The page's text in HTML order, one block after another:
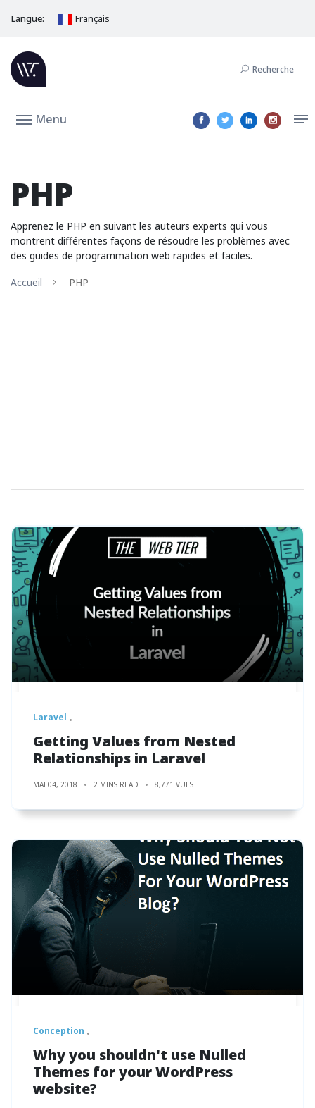
Langue: Français
Recherche
Menu
PHP
Apprenez le PHP en suivant les auteurs experts qui vous
montrent différentes façons de résoudre les problèmes avec
des guides de programmation web rapides et faciles.
Accueil
PHP
Laravel
Getting Values from Nested
Relationships in Laravel
MAI 04, 2018 2 MINS READ 8,771 VUES
Conception
Why you shouldn't use Nulled
Themes for your WordPress
website?